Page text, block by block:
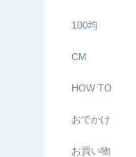
100均
CM
HOW TO
おでかけ
お買い物